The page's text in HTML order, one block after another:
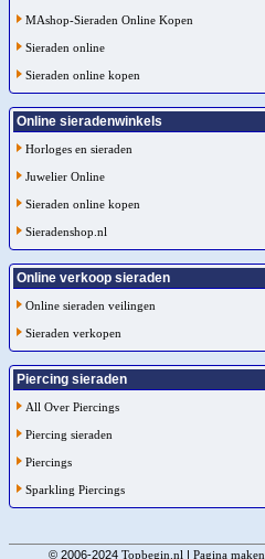
MAshop-Sieraden Online Kopen
Sieraden online
Sieraden online kopen
Online sieradenwinkels
Horloges en sieraden
Juwelier Online
Sieraden online kopen
Sieradenshop.nl
Online verkoop sieraden
Online sieraden veilingen
Sieraden verkopen
Piercing sieraden
All Over Piercings
Piercing sieraden
Piercings
Sparkling Piercings
© 2006-2024 Topbegin.nl | Pagina maken